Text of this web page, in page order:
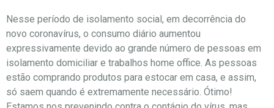
Nesse período de isolamento social, em decorrência do
novo coronavírus, o consumo diário aumentou
expressivamente devido ao grande número de pessoas em
isolamento domiciliar e trabalhos home office. As pessoas
estão comprando produtos para estocar em casa, e assim,
só saem quando é extremamente necessário. Ótimo!